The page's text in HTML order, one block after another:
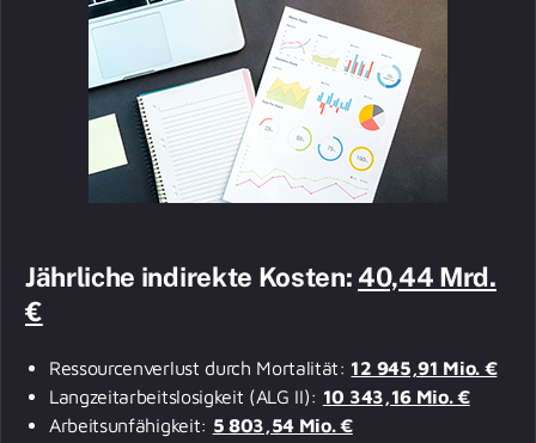
Jährliche indirekte Kosten: 40,44 Mrd.
€
Ressourcenverlust durch Mortalität: 12 945,91 Mio. €
Langzeitarbeitslosigkeit (ALG II): 10 343,16 Mio. €
Arbeitsunfähigkeit: 5 803,54 Mio. €